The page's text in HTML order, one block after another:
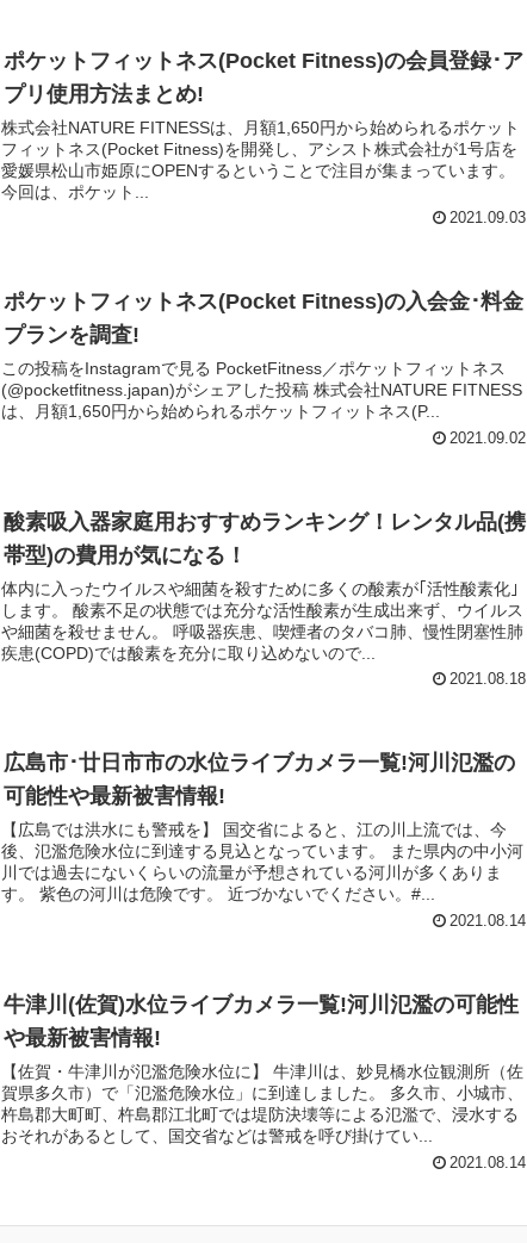
ポケットフィットネス(Pocket Fitness)の会員登録･ア
プリ使用方法まとめ!
株式会社NATURE FITNESSは、月額1,650円から始められるポケット
フィットネス(Pocket Fitness)を開発し、アシスト株式会社が1号店を
愛媛県松山市姫原にOPENするということで注目が集まっています。
今回は、ポケット...
2021.09.03
ポケットフィットネス(Pocket Fitness)の入会金･料金
プランを調査!
この投稿をInstagramで見る PocketFitness／ポケットフィットネス
(@pocketfitness.japan)がシェアした投稿 株式会社NATURE FITNESS
は、月額1,650円から始められるポケットフィットネス(P...
2021.09.02
酸素吸入器家庭用おすすめランキング！レンタル品(携
帯型)の費用が気になる！
体内に入ったウイルスや細菌を殺すために多くの酸素が｢活性酸素化｣
します。 酸素不足の状態では充分な活性酸素が生成出来ず、ウイルス
や細菌を殺せません。 呼吸器疾患、喫煙者のタバコ肺、慢性閉塞性肺
疾患(COPD)では酸素を充分に取り込めないので...
2021.08.18
広島市･廿日市市の水位ライブカメラ一覧!河川氾濫の
可能性や最新被害情報!
【広島では洪水にも警戒を】 国交省によると、江の川上流では、今
後、氾濫危険水位に到達する見込となっています。 また県内の中小河
川では過去にないくらいの流量が予想されている河川が多くありま
す。 紫色の河川は危険です。 近づかないでください。#...
2021.08.14
牛津川(佐賀)水位ライブカメラ一覧!河川氾濫の可能性
や最新被害情報!
【佐賀・牛津川が氾濫危険水位に】 牛津川は、妙見橋水位観測所（佐
賀県多久市）で「氾濫危険水位」に到達しました。 多久市、小城市、
杵島郡大町町、杵島郡江北町では堤防決壊等による氾濫で、浸水する
おそれがあるとして、国交省などは警戒を呼び掛けてい...
2021.08.14